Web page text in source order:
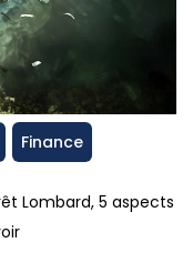
Finance
Lombard, 5 aspects